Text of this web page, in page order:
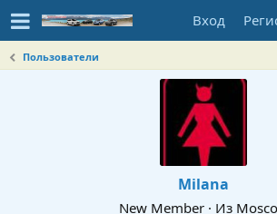
Вход
Пользователи
Milana
New Member · Из